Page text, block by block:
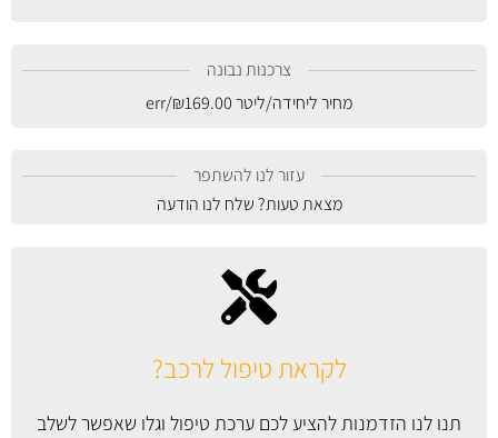
לקראת טיפול לרכב?
תנו לנו הזדמנות להציע לכם ערכת טיפול וגלו שאפשר לשלב
צרכנות נבונה
מחיר ליחידה/ליטר
₪169.00
/err
עזור לנו להשתפר
מצאת טעות? שלח לנו הודעה